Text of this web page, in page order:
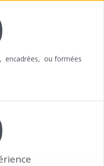
encadrées, ou formées